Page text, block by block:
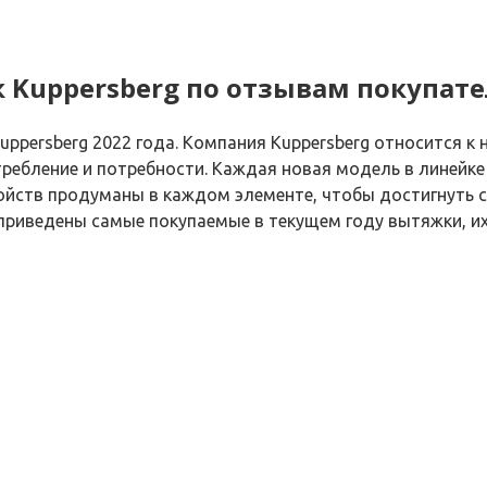
по отзывам
2022 года. Компания Kuppersberg относится к
и потребности. Каждая новая модель в
продуманы в каждом элементе, чтобы достигнуть
самые покупаемые в текущем году вытяжки,